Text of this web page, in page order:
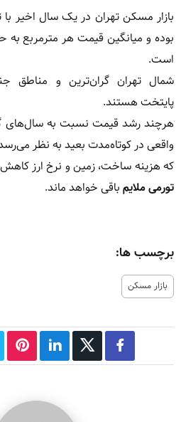
است.
شمال تهران گران‌ترین و مناطق
پایتخت هستند.
هرچند رشد قیمت نسبت به سال‌های
واقعی در کوتاه‌مدت بعید به نظر
که هزینه ساخت، زمین و نرخ ارز کاهش
تورمی ملایم باقی خواهد ماند.
برچسب ها:
بازار مسکن